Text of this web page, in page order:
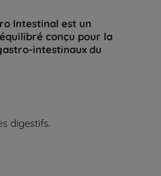
Intestinal est un
conçu pour la
intestinaux du
digestifs.